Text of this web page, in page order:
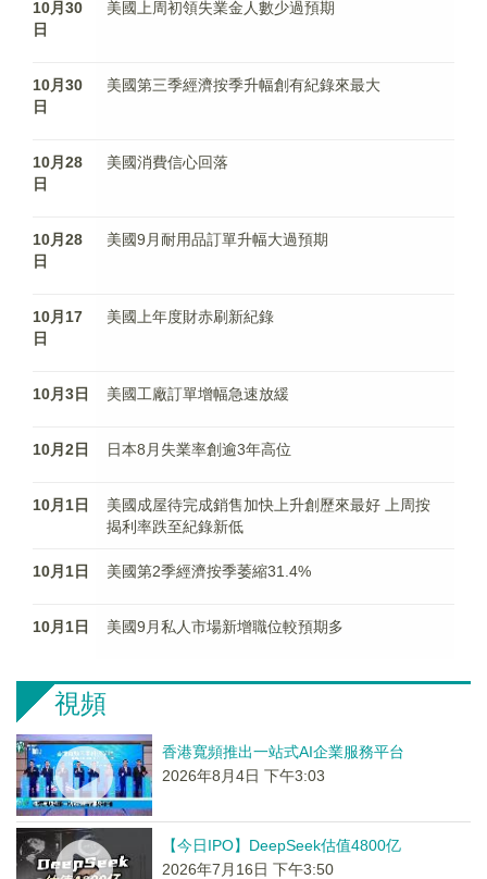
10月30
日
美國上周初領失業金人數少過預期
10月30
日
美國第三季經濟按季升幅創有紀錄來最大
10月28
日
美國消費信心回落
10月28
日
美國9月耐用品訂單升幅大過預期
10月17
日
美國上年度財赤刷新紀錄
10月3日 美國工廠訂單增幅急速放緩
10月2日 日本8月失業率創逾3年高位
10月1日
美國成屋待完成銷售加快上升創歷來最好 上周按
揭利率跌至紀錄新低
10月1日 美國第2季經濟按季萎縮31.4%
10月1日 美國9月私人市場新增職位較預期多
視頻
香港寬頻推出一站式AI企業服務平台
2026年8月4日 下午3:03
【今日IPO】DeepSeek估值4800亿
2026年7月16日 下午3:50